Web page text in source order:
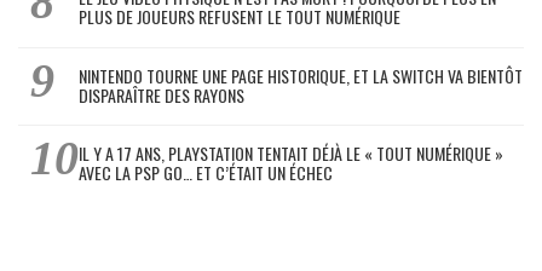
PLUS DE JOUEURS REFUSENT LE TOUT NUMÉRIQUE
NINTENDO TOURNE UNE PAGE HISTORIQUE, ET LA SWITCH VA BIENTÔT
DISPARAÎTRE DES RAYONS
IL Y A 17 ANS, PLAYSTATION TENTAIT DÉJÀ LE « TOUT NUMÉRIQUE »
AVEC LA PSP GO… ET C’ÉTAIT UN ÉCHEC